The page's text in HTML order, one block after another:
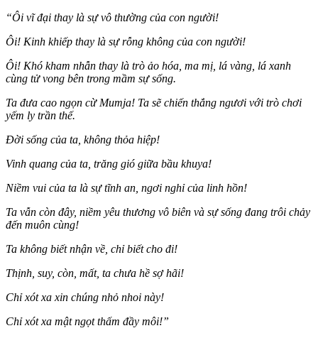
“Ôi vĩ đại thay là sự vô thường của con người!
Ôi! Kinh khiếp thay là sự rỗng không của con người!
Ôi! Khó kham nhẫn thay là trò ảo hóa, ma mị, lá vàng, lá xanh
cùng tử vong bên trong mầm sự sống.
Ta đưa cao ngọn cừ Mumja! Ta sẽ chiến thắng ngươi với trò chơi
yếm ly trần thế.
Ðời sống của ta, không thỏa hiệp!
Vinh quang của ta, trăng gió giữa bầu khuya!
Niềm vui của ta là sự tĩnh an, ngơi nghỉ của linh hồn!
Ta vẫn còn đây, niềm yêu thương vô biên và sự sống đang trôi chảy
đến muôn cùng!
Ta không biết nhận về, chỉ biết cho đi!
Thịnh, suy, còn, mất, ta chưa hề sợ hãi!
Chỉ xót xa xin chúng nhỏ nhoi này!
Chỉ xót xa mật ngọt thấm đầy môi!”